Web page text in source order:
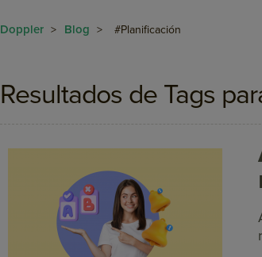
Doppler > Blog > #Planificación
Resultados de Tags